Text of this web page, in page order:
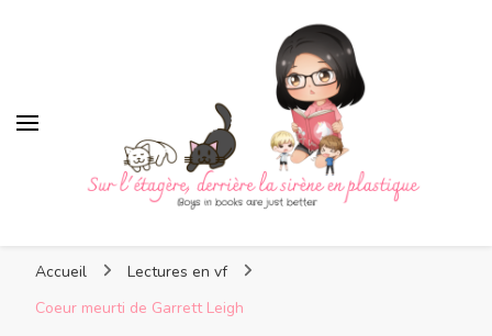
Sur l'étagère, derrière la
sirène en plastique
sirène en plastique
Accueil
Lectures en vf
Coeur meurti de Garrett Leigh